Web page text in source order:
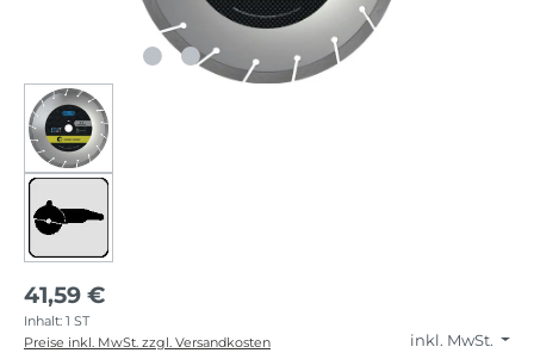
41,59 €
Inhalt: 1 ST
inkl. MwSt.
Preise inkl. MwSt. zzgl. Versandkosten